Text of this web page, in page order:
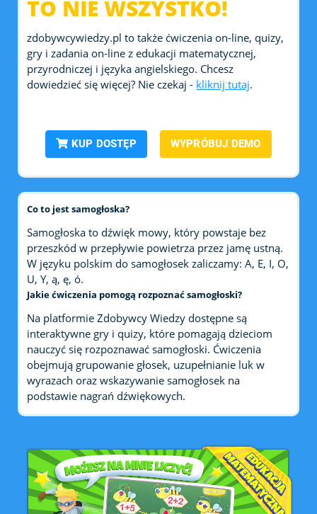
TO NIE WSZYSTKO!
zdobywcywiedzy.pl to także ćwiczenia on-line, quizy,
gry i zadania on-line z edukacji matematycznej,
przyrodniczej i języka angielskiego. Chcesz
dowiedzieć się więcej? Nie czekaj - kliknij tutaj.
KUP DOSTĘP WYPRÓBUJ DEMO
Co to jest samogłoska?
Samogłoska to dźwięk mowy, który powstaje bez
przeszkód w przepływie powietrza przez jamę ustną.
W języku polskim do samogłosek zaliczamy: A, E, I, O,
U, Y, ą, ę, ó.
Jakie ćwiczenia pomogą rozpoznać samogłoski?
Na platformie Zdobywcy Wiedzy dostępne są
interaktywne gry i quizy, które pomagają dzieciom
nauczyć się rozpoznawać samogłoski. Ćwiczenia
obejmują grupowanie głosek, uzupełnianie luk w
wyrazach oraz wskazywanie samogłosek na
podstawie nagrań dźwiękowych.